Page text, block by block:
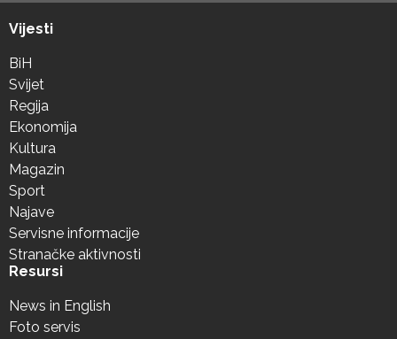
Vijesti
BiH
Svijet
Regija
Ekonomija
Kultura
Magazin
Sport
Najave
Servisne informacije
Stranačke aktivnosti
Resursi
News in English
Foto servis